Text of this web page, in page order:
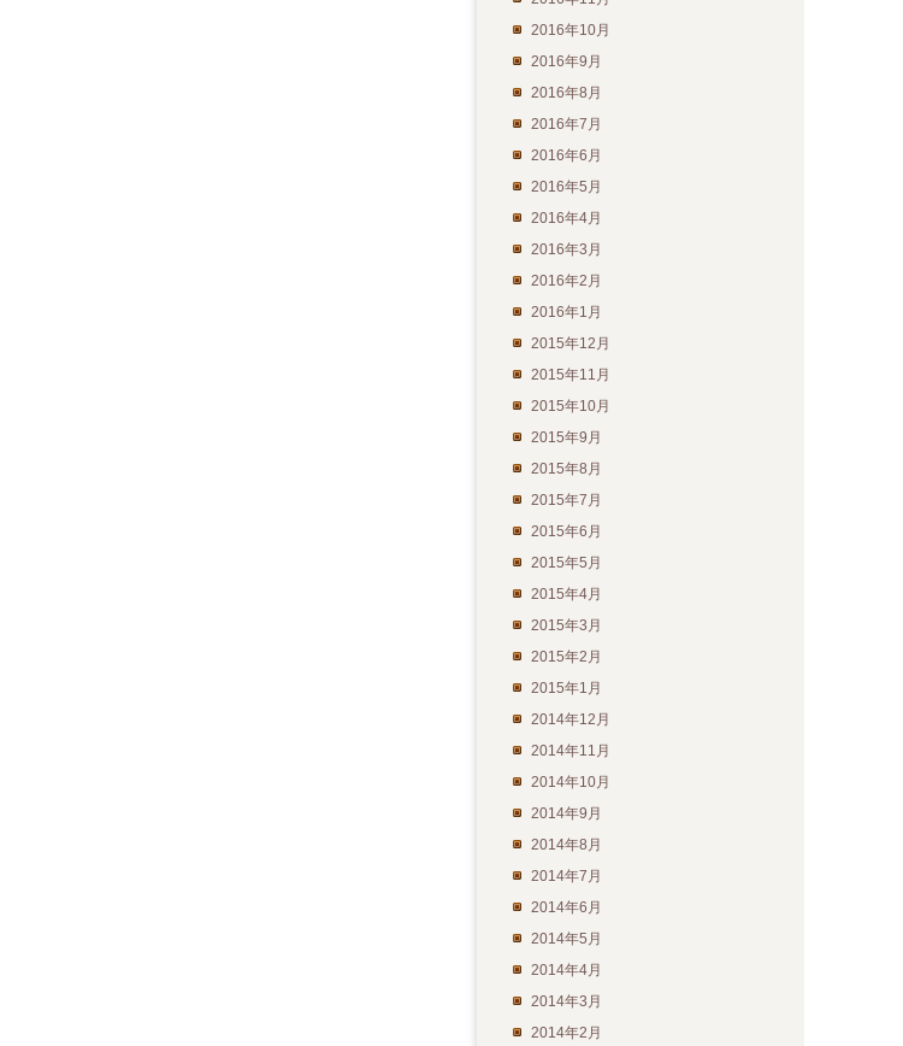
2016年10月
2016年9月
2016年8月
2016年7月
2016年6月
2016年5月
2016年4月
2016年3月
2016年2月
2016年1月
2015年12月
2015年11月
2015年10月
2015年9月
2015年8月
2015年7月
2015年6月
2015年5月
2015年4月
2015年3月
2015年2月
2015年1月
2014年12月
2014年11月
2014年10月
2014年9月
2014年8月
2014年7月
2014年6月
2014年5月
2014年4月
2014年3月
2014年2月